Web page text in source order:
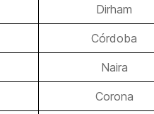
Dirham
Córdoba
Naira
Corona